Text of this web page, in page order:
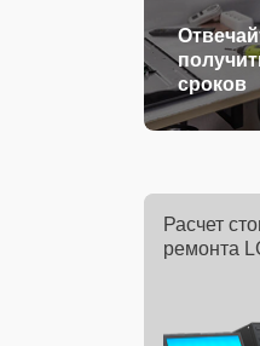
сроков
Расчет
ремонта